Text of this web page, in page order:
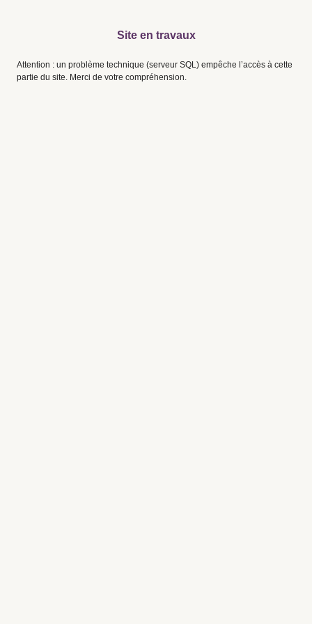
Site en travaux
Attention : un problème technique (serveur SQL) empêche l’accès à cette
partie du site. Merci de votre compréhension.